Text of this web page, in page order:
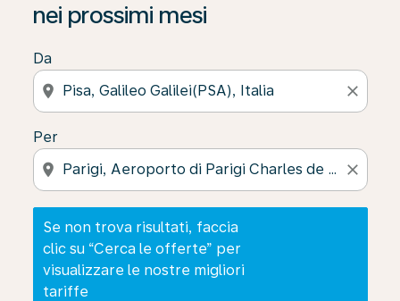
nei prossimi mesi
Da
location_on close
Per
location_on close
Se non trova risultati, faccia
clic su “Cerca le offerte” per
visualizzare le nostre migliori
tariffe